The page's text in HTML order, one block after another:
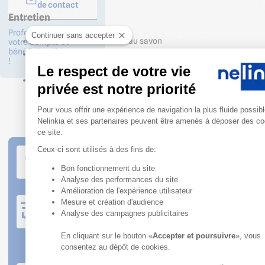
de contact
Professionnels ? Créez
votre compte et
bénéficiez d’avantages
!
Entretien
Entretien facile à l'eau et au savon
dégradation d'aspect visuel même en cas de choc violent
Joints teintés dans la masse au cours de leur fabrication :
l'aspect coloré perdurera avec le temps (pas de risque de
décoloration !)
Service client à votre écoute
Nos conseillers sont disponibles du lundi au
vendredi de 08h30 à 12h et de 13h30 à 18h
Expédition rapide
Produits en stock : commande expédiée sous 2 jours
Commande sur production : se référer au bon de
commande
Continuer sans accepter
Le respect de votre vie
privée est notre priorité
Plateforme de Gestion du
Pour vous offrir une expérience de navigation la plus fluide
Nelinkia et ses partenaires peuvent être amenés à déposer des
ce site.
Ceux-ci sont utilisés à des fins de:
Bon fonctionnement du site
Analyse des performances du site
Amélioration de l'expérience utilisateur
Mesure et création d'audience
Analyse des campagnes publicitaires
En cliquant sur le bouton «Accepter et poursuivre», vous
consentez au dépôt de cookies.
Axeptio consent